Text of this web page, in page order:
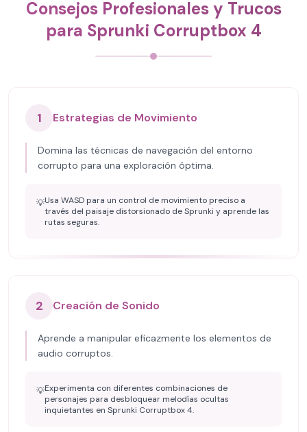
Consejos Profesionales y Trucos
para Sprunki Corruptbox 4
1 Estrategias de Movimiento
Domina las técnicas de navegación del entorno
corrupto para una exploración óptima.
💡Usa WASD para un control de movimiento preciso a
través del paisaje distorsionado de Sprunki y aprende las
rutas seguras.
2 Creación de Sonido
Aprende a manipular eficazmente los elementos de
audio corruptos.
💡Experimenta con diferentes combinaciones de
personajes para desbloquear melodías ocultas
inquietantes en Sprunki Corruptbox 4.